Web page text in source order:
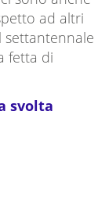
ad altri
settantennale
fetta di
svolta